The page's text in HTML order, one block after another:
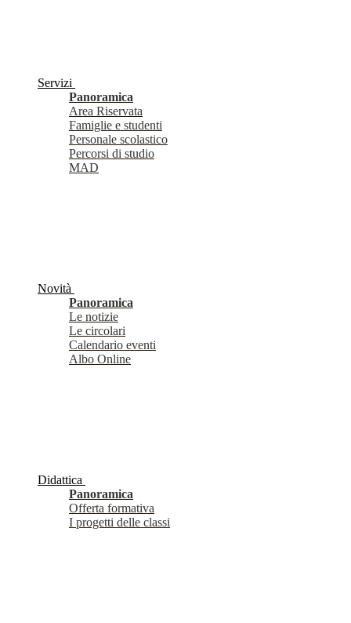
Servizi
Panoramica
Area Riservata
Famiglie e studenti
Personale scolastico
Percorsi di studio
MAD
Novità
Panoramica
Le notizie
Le circolari
Calendario eventi
Albo Online
Didattica
Panoramica
Offerta formativa
I progetti delle classi